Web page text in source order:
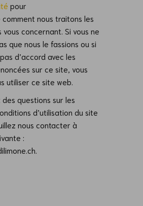
pour
comment nous traitons les
concernant. Si vous ne
que nous le fassions ou si
d’accord avec les
sur ce site, vous
utiliser ce site web.
des questions sur les
d’utilisation du site
nous contacter à
: